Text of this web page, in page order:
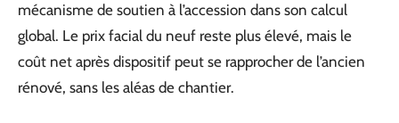
mécanisme de soutien à l’accession dans son calcul
global. Le prix facial du neuf reste plus élevé, mais le
coût net après dispositif peut se rapprocher de l’ancien
rénové, sans les aléas de chantier.